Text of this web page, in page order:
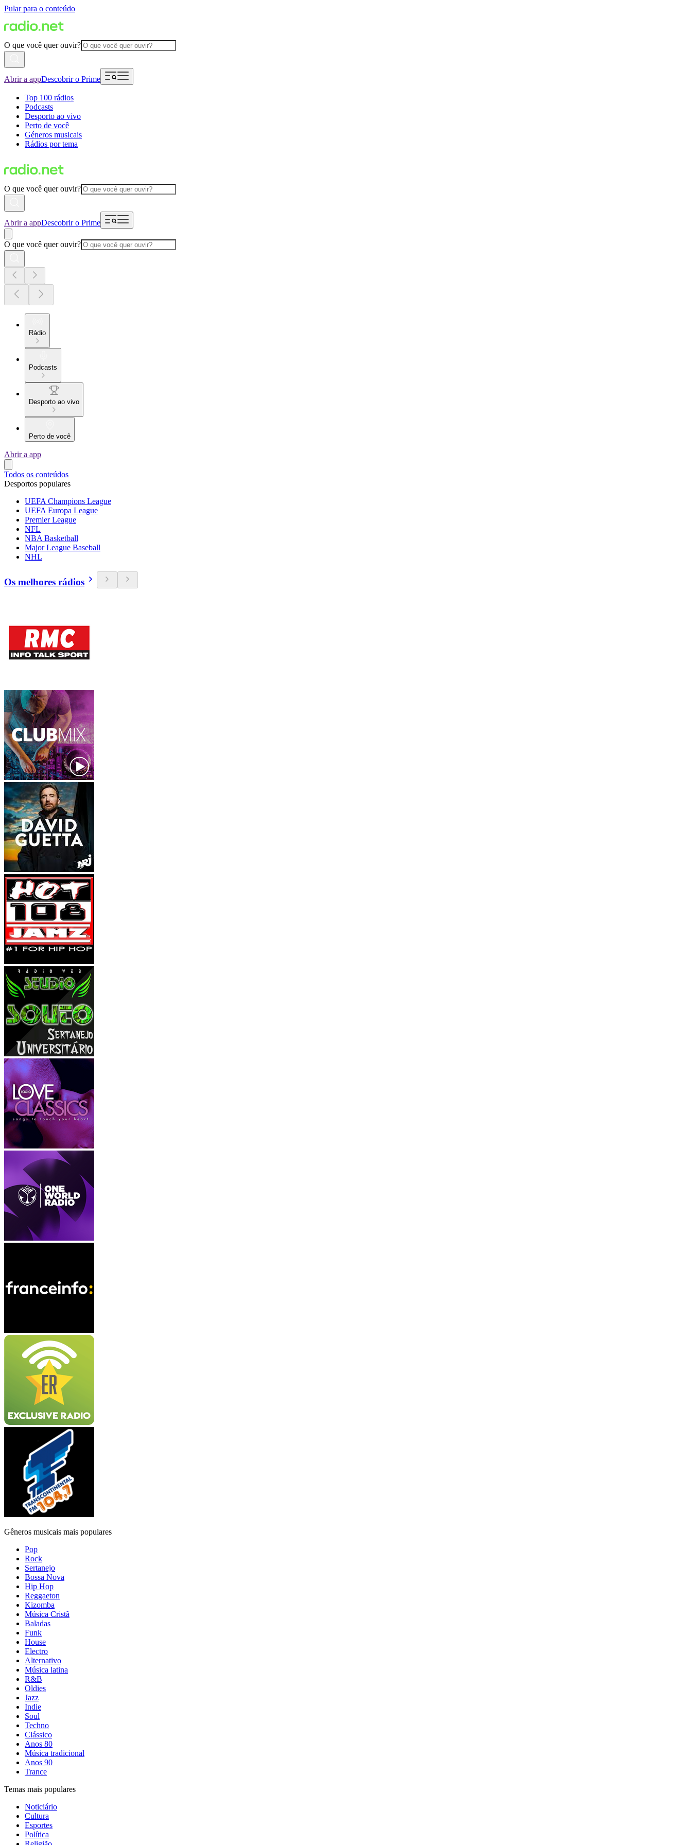
Pular para o conteúdo
O que você quer ouvir?
Abrir a appDescobrir o Prime
Top 100 rádios
Podcasts
Desporto ao vivo
Perto de você
Géneros musicais
Rádios por tema
O que você quer ouvir?
Abrir a appDescobrir o Prime
O que você quer ouvir?
Rádio
Podcasts
Desporto ao vivo
Perto de você
Abrir a app
Todos os conteúdos
Desportos populares
UEFA Champions League
UEFA Europa League
Premier League
NFL
NBA Basketball
Major League Baseball
NHL
Os melhores rádios
Gêneros musicais mais populares
Pop
Rock
Sertanejo
Bossa Nova
Hip Hop
Reggaeton
Kizomba
Música Cristã
Baladas
Funk
House
Electro
Alternativo
Música latina
R&B
Oldies
Jazz
Indie
Soul
Techno
Clássico
Anos 80
Música tradicional
Anos 90
Trance
Temas mais populares
Noticiário
Cultura
Esportes
Política